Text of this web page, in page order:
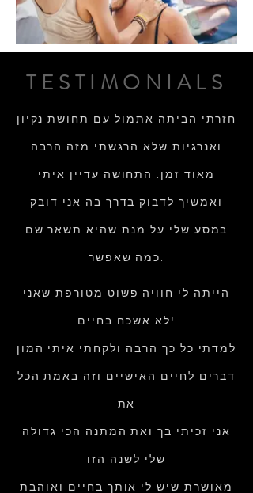
TESTIMONIALS
חזרתי הביתה אתמול עם תחושת נקיון
ואנרגיות שלא הרגשתי מזה הרבה
מאוד זמן. התחושה עדיין איתי
ואמשיך לדבוק בדרך בה אני דובק
במסע שלי על מנת שהיא תשאר שם
כמה שאפשר.
הייתה לי חוויה פשוט מטורפת שאני
לא אשכח בחיים!
למדתי כל כך הרבה ולקחתי איתי המון
דברים לחיים האישיים וזה באמת הכל
את
אני זכיתי בך ואת המתנה הכי גדולה
שלי לשנה הזו
מאושרת שיש לי אותך בחיים ואוהבת